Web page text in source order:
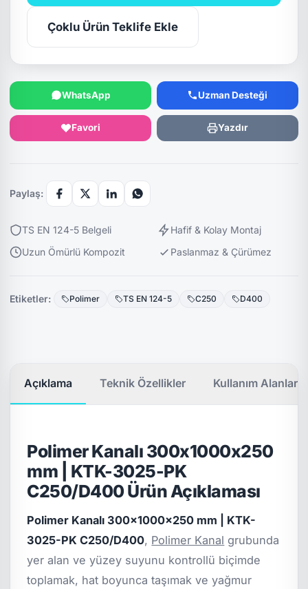
Çoklu Ürün Teklife Ekle
WhatsApp Uzman Desteği
Favori Yazdır
Paylaş:
TS EN 124-5 Belgeli
Hafif & Kolay Montaj
Uzun Ömürlü Kompozit
Paslanmaz & Çürümez
Etiketler: Polimer TS EN 124-5 C250 D400
Açıklama Teknik Özellikler Kullanım Alanları
Polimer Kanalı 300x1000x250
mm | KTK-3025-PK
C250/D400 Ürün Açıklaması
Polimer Kanalı 300x1000x250 mm | KTK-
3025-PK C250/D400, Polimer Kanal grubunda
yer alan ve yüzey suyunu kontrollü biçimde
toplamak, hat boyunca taşımak ve yağmur